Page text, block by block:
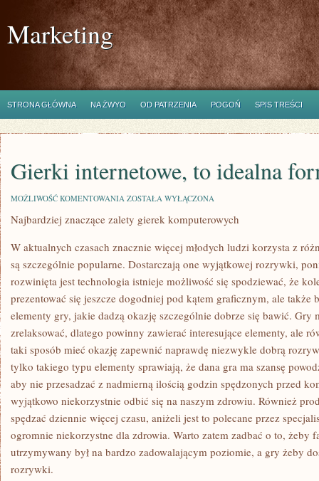
Marketing
STRONA GŁÓWNA NA ŻWYO OD PATRZENIA POGOŃ SPIS TREŚCI
Gierki internetowe, to idealna
MOŻLIWOŚĆ KOMENTOWANIA GIERKI
TO
IDEALNA
ROZRYWKI
ZOSTAŁA WYŁĄCZONA
Najbardziej znaczące zalety gierek komputerowych
W aktualnych czasach znacznie więcej młodych ludzi korzysta z
są szczególnie popularne. Dostarczają one wyjątkowej rozrywki,
rozwinięta jest technologia istnieje możliwość się spodziewać, że
prezentować się jeszcze dogodniej pod kątem graficznym, ale także
elementy gry, jakie dadzą okazję szczególnie dobrze się bawić. Gry
zrelaksować, dlatego powinny zawierać interesujące elementy, ale
taki sposób mieć okazję zapewnić naprawdę niezwykle dobrą
tylko takiego typu elementy sprawiają, że dana gra ma szansę
aby nie przesadzać z nadmierną ilością godzin spędzonych przed
wyjątkowo niekorzystnie odbić się na naszym zdrowiu. Również
spędzać dziennie więcej czasu, aniżeli jest to polecane przez
ogromnie niekorzystne dla zdrowia. Warto zatem zadbać o to, żeby
utrzymywany był na bardzo zadowalającym poziomie, a gry żeby
rozrywki.